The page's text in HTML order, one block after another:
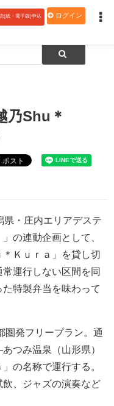
(紙・電子版)申込 ログイン
越乃Shu＊Kura」貸切ツアー
乃Shu＊
ポスト
・庄内エリアデステ
の連動企画として、
＊Ｋｕｒａ」を貸し切
運行しない区間を同
特製弁当を味わって
発フリープラン。通
つみ温泉（山形県）
の名称で運行する。
、ジャズの演奏など